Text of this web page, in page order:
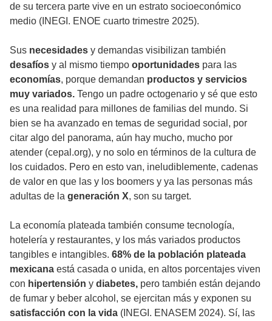
de su tercera parte vive en un estrato socioeconómico
medio (INEGI. ENOE cuarto trimestre 2025).
Sus necesidades y demandas visibilizan también
desafíos y al mismo tiempo oportunidades para las
economías, porque demandan productos y servicios
muy variados. Tengo un padre octogenario y sé que esto
es una realidad para millones de familias del mundo. Si
bien se ha avanzado en temas de seguridad social, por
citar algo del panorama, aún hay mucho, mucho por
atender (cepal.org), y no solo en términos de la cultura de
los cuidados. Pero en esto van, ineludiblemente, cadenas
de valor en que las y los boomers y ya las personas más
adultas de la generación X, son su target.
La economía plateada también consume tecnología,
hotelería y restaurantes, y los más variados productos
tangibles e intangibles. 68% de la población plateada
mexicana está casada o unida, en altos porcentajes viven
con hipertensión y diabetes, pero también están dejando
de fumar y beber alcohol, se ejercitan más y exponen su
satisfacción con la vida (INEGI. ENASEM 2024). Sí, las